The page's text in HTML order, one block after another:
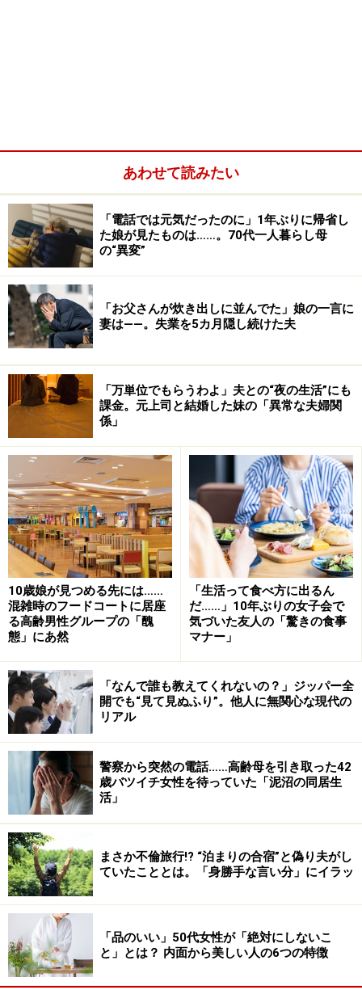
校生と中学生だから、いくら母とはいえ全面的に面倒を
見ることはできない。兄一家がいてくれれば母の助けに
もなるだろうと思ったのが甘かった。
「たまに顔を出すと義姉が嫌な顔をする。母からは笑顔
が消えていました。どうしたのと言っても『あんたに言
っても何も変わらないから』と弱気な発言しか返ってこ
ない。私も義姉の手前、いづらいので長居はできなかっ
た」
嫌な予感がして、こっそり実家へ
上の子の高校受験やコロナも重なって、なかなか母のと
ころに行けなかったのだが、今年の初め、実家を訪ねて
みた。
「なんとなく嫌な予感がして、こっそり行ったんです。
前日、電話で話したときも母の様子がおかしかったの
で。庭のほうから怒っているような声が聞こえるので、
そうっと回ってみたら、母が縁側に座っていて、義姉が
仁王立ちになっていました。
『おまえはどうせ役に立たないんだから、動き回るんじ
ゃないよ』『転んだら私が悪者になるんだよ』と義姉は
ネチネチ母をいじめていました。ああ、こういうことだ
ったのかと私は走って行って、義姉を突き飛ばしまし
た。すると義姉は『自分の親の面倒も見られなくて押し
つけてるくせに』って。何言ってるの、あんたたちこそ
あわせて読みたい
「電話では元気だったのに」1年ぶりに帰省し
た娘が見たものは……。70代一人暮らし母
の“異変”
「お父さんが炊き出しに並んでた」娘の一言に
妻は――。失業を5カ月隠し続けた夫
「万単位でもらうわよ」夫との“夜の生活”にも
課金。元上司と結婚した妹の「異常な夫婦関
係」
10歳娘が見つめる先には……
混雑時のフードコートに居座
る高齢男性グループの「醜
態」にあ然
「生活って食べ方に出るん
だ……」10年ぶりの女子会で
気づいた友人の「驚きの食事
マナー」
「なんで誰も教えてくれないの？」ジッパー全
開でも“見て見ぬふり”。他人に無関心な現代の
リアル
警察から突然の電話……高齢母を引き取った42
歳バツイチ女性を待っていた「泥沼の同居生
活」
まさか不倫旅行!? “泊まりの合宿”と偽り夫がし
ていたこととは。「身勝手な言い分」にイラッ
「品のいい」50代女性が「絶対にしないこ
と」とは？ 内面から美しい人の6つの特徴